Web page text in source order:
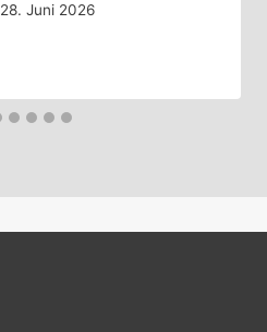
28. Juni 2026